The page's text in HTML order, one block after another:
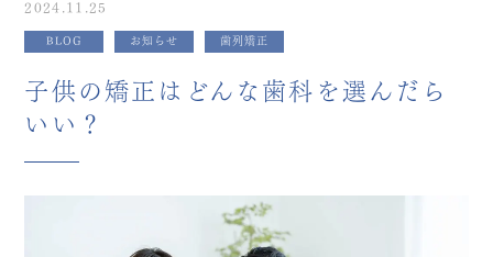
2024.11.25
BLOG お知らせ 歯列矯正
子供の矯正はどんな歯科を選んだら
いい？